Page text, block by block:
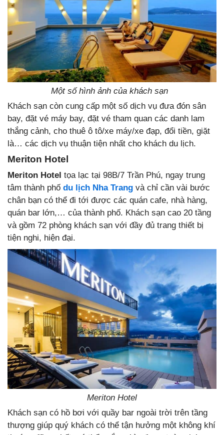
Một số hình ảnh của khách sạn
Khách sạn còn cung cấp một số dịch vụ đưa đón sân
bay, đặt vé máy bay, đặt vé tham quan các danh lam
thắng cảnh, cho thuê ô tô/xe máy/xe đạp, đổi tiền, giặt
là… các dịch vụ thuận tiện nhất cho khách du lịch.
Meriton Hotel
Meriton Hotel tọa lạc tại 98B/7 Trần Phú, ngay trung
tâm thành phố du lịch Nha Trang và chỉ cần vài bước
chân bạn có thể đi tới được các quán cafe, nhà hàng,
quán bar lớn,… của thành phố. Khách sạn cao 20 tầng
và gồm 72 phòng khách sạn với đầy đủ trang thiết bị
tiện nghi, hiện đại.
Meriton Hotel
Khách sạn có hồ bơi với quầy bar ngoài trời trên tầng
thượng giúp quý khách có thể tận hưởng một không khí